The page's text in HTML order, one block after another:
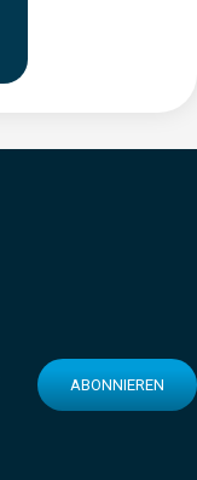
ABONNIEREN